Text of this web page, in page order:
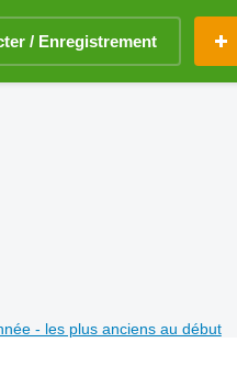
/ Enregistrement
- les plus anciens au début